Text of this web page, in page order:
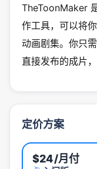
TheToonMaker
作工具，可以将
动画剧集。你只
直接发布的成片
定价方案
$24/月付